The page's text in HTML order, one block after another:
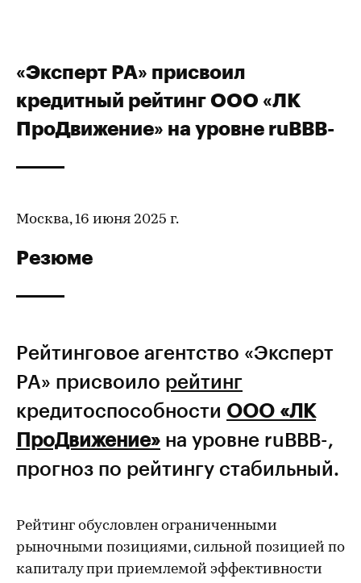
«Эксперт РА» присвоил
кредитный рейтинг ООО «ЛК
ПроДвижение» на уровне ruВВВ-
Москва, 16 июня 2025 г.
Резюме
Рейтинговое агентство «Эксперт
РА» присвоило рейтинг
кредитоспособности ООО «ЛК
ПроДвижение» на уровне ruВВВ-,
прогноз по рейтингу стабильный.
Рейтинг обусловлен ограниченными
рыночными позициями, сильной позицией по
капиталу при приемлемой эффективности